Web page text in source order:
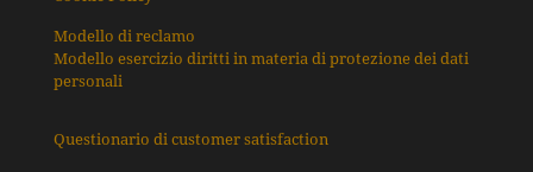
Modello di reclamo
Modello esercizio diritti in materia di protezione dei dati
personali
Questionario di customer satisfaction